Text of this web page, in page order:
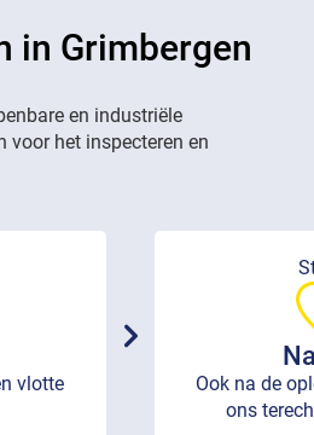
in Grimbergen
en industriële
het inspecteren en
vlotte
Ook na de
ons